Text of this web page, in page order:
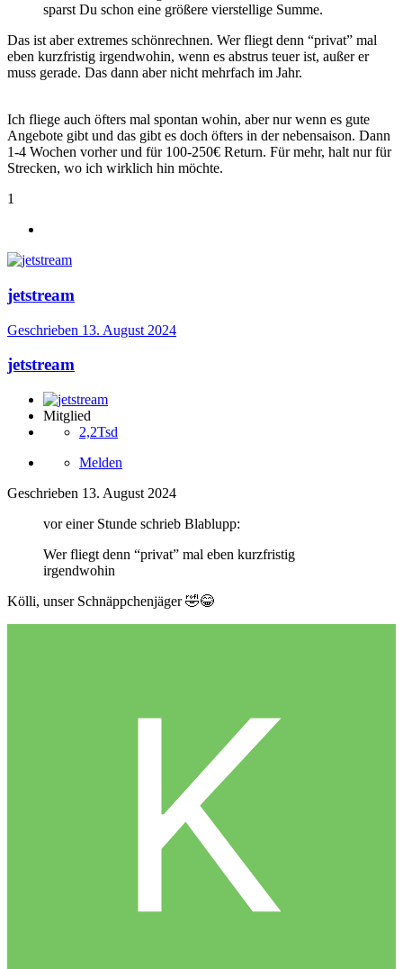
sparst Du schon eine größere vierstellige Summe.
Das ist aber extremes schönrechnen. Wer fliegt denn “privat” mal
eben kurzfristig irgendwohin, wenn es abstrus teuer ist, außer er
muss gerade. Das dann aber nicht mehrfach im Jahr.
Ich fliege auch öfters mal spontan wohin, aber nur wenn es gute
Angebote gibt und das gibt es doch öfters in der nebensaison. Dann
1-4 Wochen vorher und für 100-250€ Return. Für mehr, halt nur für
Strecken, wo ich wirklich hin möchte.
1
jetstream
Geschrieben 13. August 2024
jetstream
Mitglied
2,2Tsd
Melden
Geschrieben 13. August 2024
vor einer Stunde schrieb Blablupp:
Wer fliegt denn “privat” mal eben kurzfristig
irgendwohin
Kölli, unser Schnäppchenjäger🤣😂